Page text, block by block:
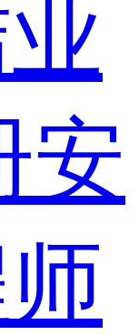
安